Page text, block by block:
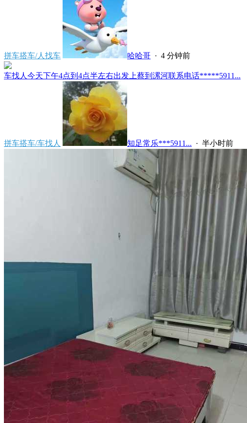
拼车搭车/人找车 哈哈哥 · 4 分钟前
车找人今天下午4点到4点半左右出发上蔡到漯河联系电话*****5911...
拼车搭车/车找人 知足常乐***5911... · 半小时前